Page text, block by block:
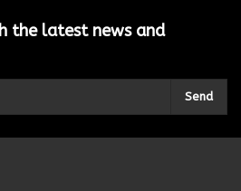
the latest news and
Send